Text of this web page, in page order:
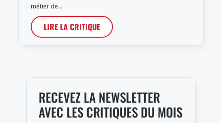
métier de…
LIRE LA CRITIQUE
RECEVEZ LA NEWSLETTER
AVEC LES CRITIQUES DU MOIS